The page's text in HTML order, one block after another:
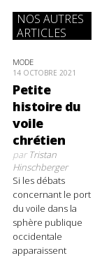
NOS AUTRES
ARTICLES
MODE
14 OCTOBRE 2021
Petite
histoire du
voile
chrétien
parTristan
Hinschberger
Si les débats
concernant le port
du voile dans la
sphère publique
occidentale
apparaissent